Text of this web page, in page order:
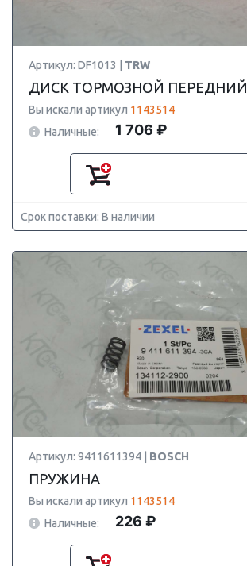
Артикул: DF1013 | TRW
ДИСК ТОРМОЗНОЙ ПЕРЕДНИЙ
Вы искали артикул 1143514
Наличные:
1 706 ₽
Срок поставки: В наличии
Артикул: 9411611394 | BOSCH
ПРУЖИНА
Вы искали артикул 1143514
Наличные:
226 ₽